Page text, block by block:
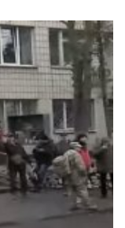
прямо
ли украинцам
будет, если их